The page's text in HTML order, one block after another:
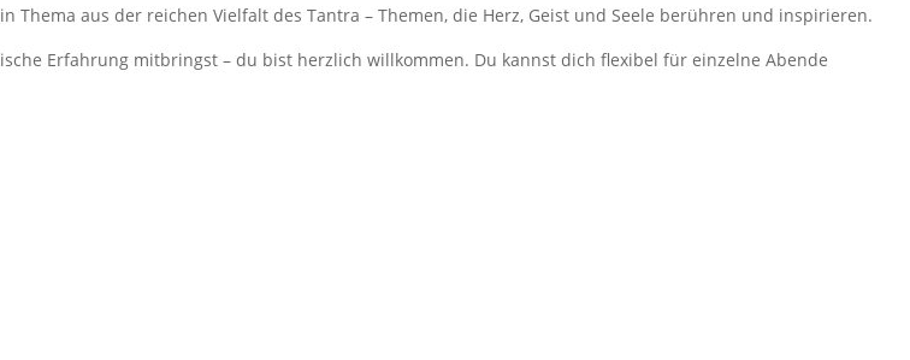
aus der reichen Vielfalt des Tantra – Themen, die Herz, Geist und Seele berühren und inspirieren.
Erfahrung mitbringst – du bist herzlich willkommen. Du kannst dich flexibel für einzelne Abende